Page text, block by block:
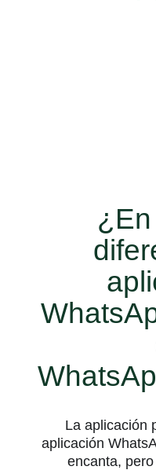
La aplicación
aplicación
encanta,